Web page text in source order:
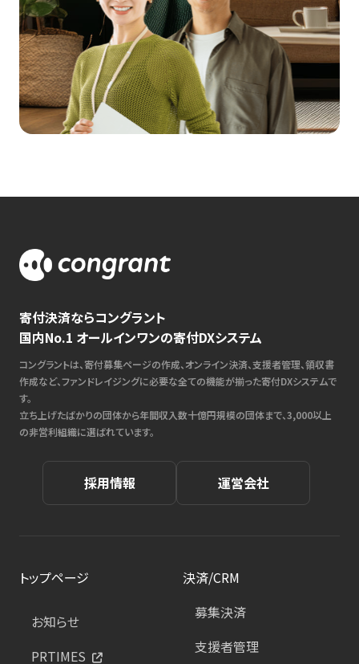
寄付決済ならコングラント
国内No.1 オールインワンの寄付DXシステム
コングラントは、寄付募集ページの作成、オンライン決済、支援者管理、領収書
作成など、ファンドレイジングに必要な全ての機能が揃った寄付DXシステムで
す。
立ち上げたばかりの団体から年間収入数十億円規模の団体まで、3,000以上
の非営利組織に選ばれています。
採用情報 運営会社
トップページ
お知らせ
PRTIMES
決済/CRM
募集決済
支援者管理